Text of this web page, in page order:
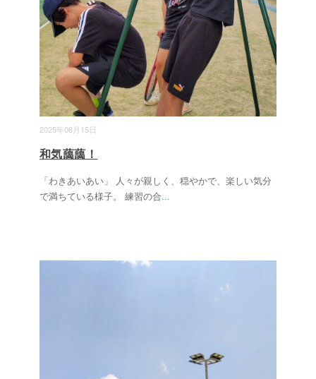
2025年06月15日
和気藹藹！
「わきあいあい」 人々が親しく、穏やかで、楽しい気分
で満ちている様子。 練習の合...